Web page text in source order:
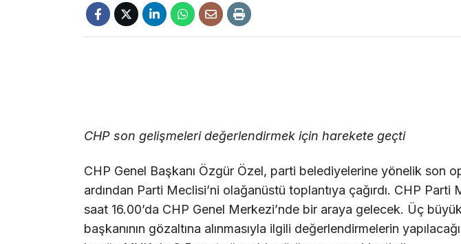
CHP son gelişmeleri değerlendirmek için harekete geçti
CHP Genel Başkanı Özgür Özel, parti belediyelerine yönelik son
ardından Parti Meclisi’ni olağanüstü toplantıya çağırdı. CHP Parti
saat 16.00’da CHP Genel Merkezi’nde bir araya gelecek. Üç
başkanının gözaltına alınmasıyla ilgili değerlendirmelerin